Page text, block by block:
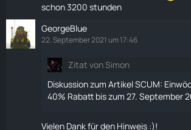
schon 3200 stunden
GeorgeBlue
22. September 2021 um 17:46
Zitat von Simon
Diskussion zum ArtikelSCUM:
40% Rabatt bis zum 27. September
Vielen Dank für den Hinweis :)!